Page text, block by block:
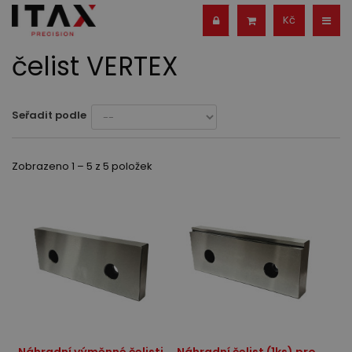
Kč
čelist VERTEX
Seřadit podle
Zobrazeno 1 – 5 z 5 položek